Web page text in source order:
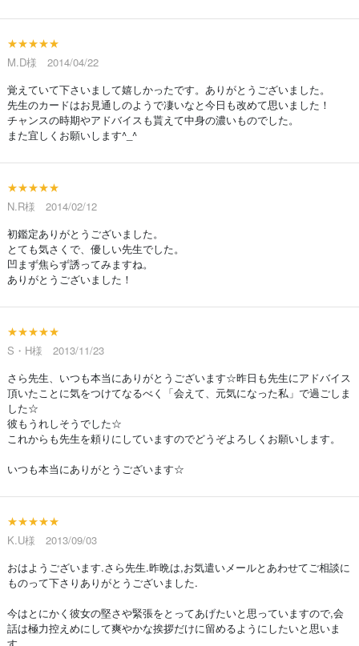
★★★★★
M.D様 2014/04/22
覚えていて下さいまして嬉しかったです。ありがとうございました。
先生のカードはお見通しのようで凄いなと今日も改めて思いました！
チャンスの時期やアドバイスも貰えて中身の濃いものでした。
また宜しくお願いします^_^
★★★★★
N.R様 2014/02/12
初鑑定ありがとうございました。
とても気さくで、優しい先生でした。
凹まず焦らず誘ってみますね。
ありがとうございました！
★★★★★
S・H様 2013/11/23
さら先生、いつも本当にありがとうございます☆昨日も先生にアドバイス
頂いたことに気をつけてなるべく「会えて、元気になった私」で過ごしま
した☆
彼もうれしそうでした☆
これからも先生を頼りにしていますのでどうぞよろしくお願いします。
いつも本当にありがとうございます☆
★★★★★
K.U様 2013/09/03
おはようございます.さら先生.昨晩は,お気遣いメールとあわせてご相談に
ものって下さりありがとうございました.
今はとにかく彼女の堅さや緊張をとってあげたいと思っていますので,会
話は極力控えめにして爽やかな挨拶だけに留めるようにしたいと思いま